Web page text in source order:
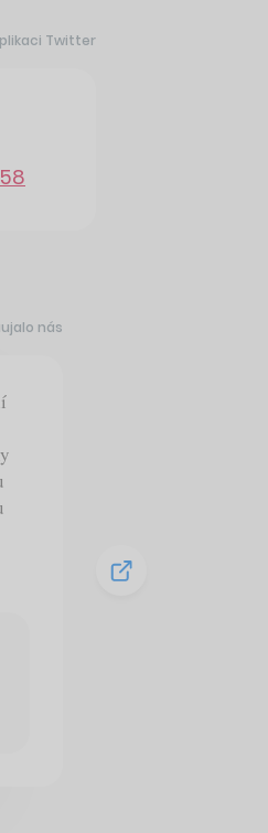
Twitter
nás